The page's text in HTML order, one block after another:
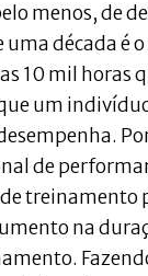
menos, de
uma década é
10 mil horas
um
de
treinamento
na